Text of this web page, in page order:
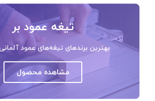
تیغه عمود بر
بهترین برندهای تیغه‌های عمود
مشاهده محصول